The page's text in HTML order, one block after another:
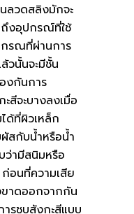
ลวดสลิงมักจะ
งอุปกรณ์ที่ใช้
รณที่ผ่านการ
วนั้นจะมีชั้น
งกันการ
สีจะบางลงเมื่อ
ด้ที่ผิวเหล็ก
สกับน้ำหรือน้ำ
ว่ามีสนิมหรือ
อนที่ความเสีย
ขาดออกจากกัน
รชุบสังกะสีแบบ